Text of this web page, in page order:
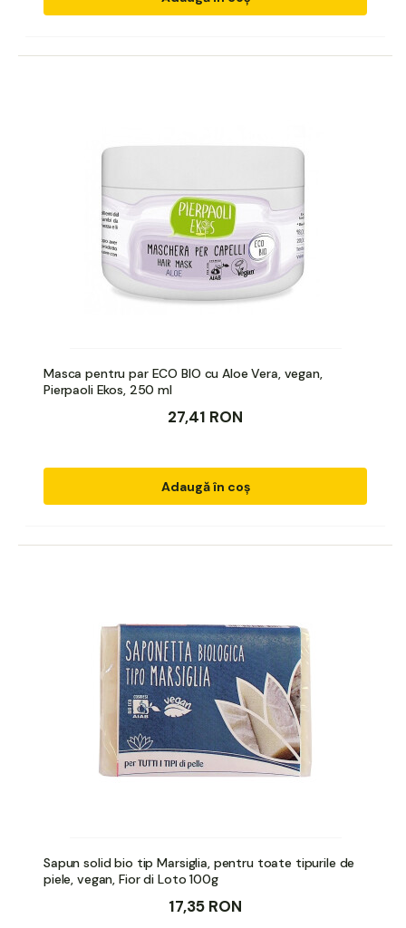
Masca pentru par ECO BIO cu Aloe Vera, vegan,
Pierpaoli Ekos, 250 ml
27,41 RON
Adaugă în coș
Sapun solid bio tip Marsiglia, pentru toate tipurile de
piele, vegan, Fior di Loto 100g
17,35 RON